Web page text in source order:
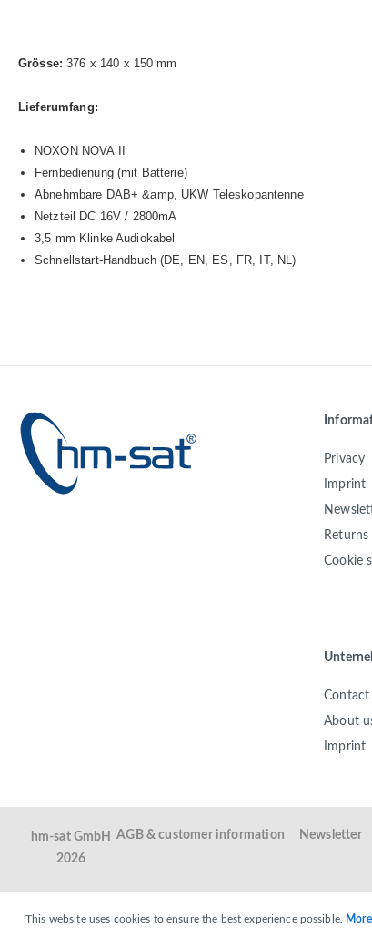
Grösse: 376 x 140 x 150 mm
Lieferumfang:
NOXON NOVA II
Fernbedienung (mit Batterie)
Abnehmbare DAB+ &amp, UKW Teleskopantenne
Netzteil DC 16V / 2800mA
3,5 mm Klinke Audiokabel
Schnellstart-Handbuch (DE, EN, ES, FR, IT, NL)
Privacy
Imprint
Returns
Cookie
Contact
About
Imprint
hm-sat GmbH
2026
AGB & customer information Newsletter
This website uses cookies to ensure the best experience possible.